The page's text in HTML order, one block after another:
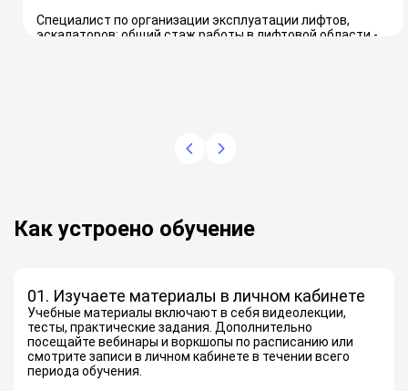
Специалист по организации эксплуатации лифтов,
эскалаторов; общий стаж работы в лифтовой области -
Как устроено обучение
01. Изучаете материалы в личном кабинете
Учебные материалы включают в себя видеолекции,
тесты, практические задания. Дополнительно
посещайте вебинары и воркшопы по расписанию или
смотрите записи в личном кабинете в течении всего
периода обучения.